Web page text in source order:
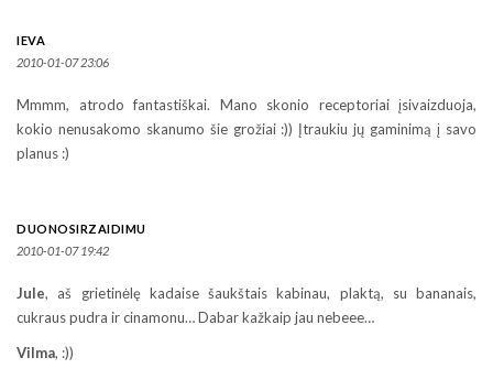
IEVA
2010-01-07 23:06
Mmmm, atrodo fantastiškai. Mano skonio receptoriai įsivaizduoja,
kokio nenusakomo skanumo šie grožiai :)) Įtraukiu jų gaminimą į savo
planus :)
DUONOSIRZAIDIMU
2010-01-07 19:42
Jule, aš grietinėlę kadaise šaukštais kabinau, plaktą, su bananais,
cukraus pudra ir cinamonu… Dabar kažkaip jau nebeee…
Vilma, :))